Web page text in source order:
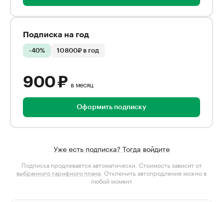
Подписка на год
-40% 10 800₽ в год
900 ₽ в месяц
Оформить подписку
Уже есть подписка? Тогда войдите
Подписка продлевается автоматически. Стоимость зависит от
выбранного тарифного плана . Отключить автопродление можно в
любой момент